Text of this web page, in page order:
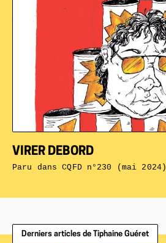
VIRER DEBORD
Paru dansCQFD n°230 (mai 2024)
Derniers articles de Tiphaine Guéret